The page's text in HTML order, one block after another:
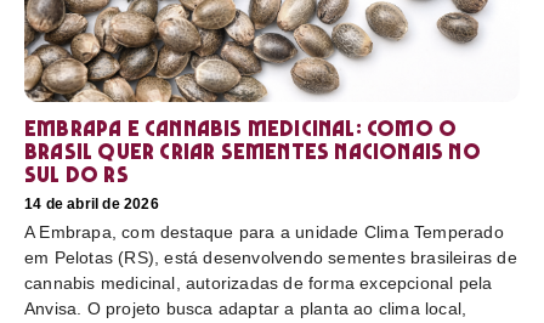
Embrapa e cannabis medicinal: como o
Brasil quer criar sementes nacionais no
sul do RS
14 de abril de 2026
A Embrapa, com destaque para a unidade Clima Temperado
em Pelotas (RS), está desenvolvendo sementes brasileiras de
cannabis medicinal, autorizadas de forma excepcional pela
Anvisa. O projeto busca adaptar a planta ao clima local,